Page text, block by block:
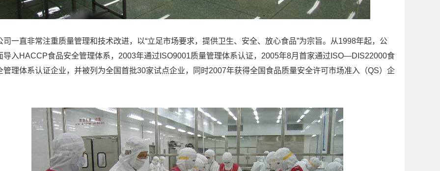
直非常注重质量管理和技术改进，以“立足市场要求，提供卫生、安全、放心食品”为宗旨。从1998年起，公
导入HACCP食品安全管理体系，2003年通过ISO9001质量管理体系认证，2005年8月首家通过ISO—DIS22000食
管理体系认证企业，并被列为全国首批30家试点企业，同时2007年获得全国食品质量安全许可市场准入（QS）企